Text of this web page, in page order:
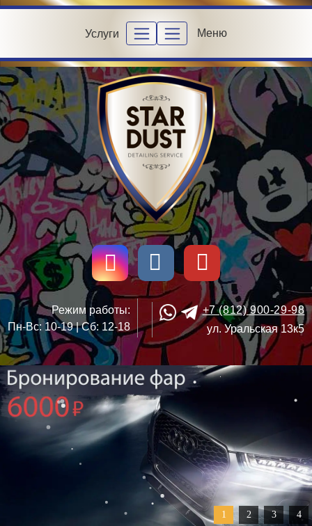
1 2 3 4
Режим работы:
Пн-Вс: 10-19 | Сб: 12-18
+7 (812) 900-29-98
ул. Уральская 13к5
Услуги Меню